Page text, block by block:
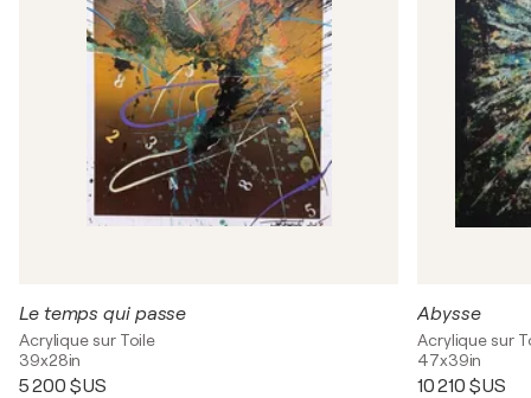
Le temps qui passe
Acrylique sur Toile
39x28in
5 200 $US
Abysse
Acrylique sur
47x39in
10 210 $US